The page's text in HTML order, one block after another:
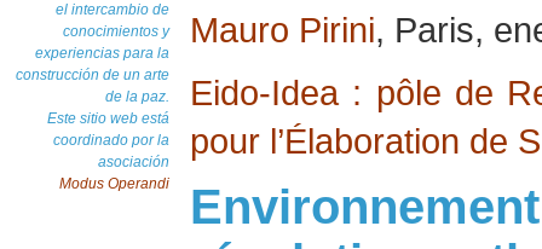
el intercambio de
conocimientos y
experiencias para la
construcción de un arte
de la paz.
Este sitio web está
coordinado por la
asociación
Modus Operandi
Mauro Pirini, Paris,
Eido-Idea : pôle de
pour l’Élaboration de